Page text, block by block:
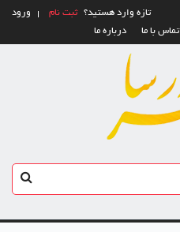
تازه وارد هستید؟ ثبت نام
ورود
تماس با ما درباره ما